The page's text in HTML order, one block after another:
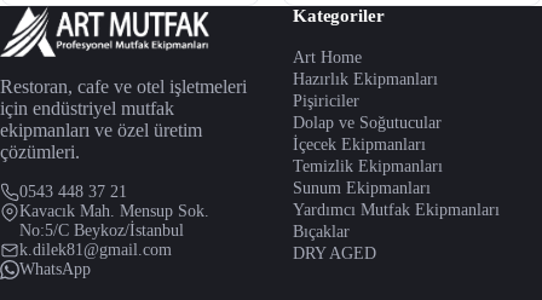
Restoran, cafe ve otel işletmeleri
için endüstriyel mutfak
ekipmanları ve özel üretim
çözümleri.
0543 448 37 21
Kavacık Mah. Mensup Sok.
No:5/C Beykoz/İstanbul
k.dilek81@gmail.com
WhatsApp
Kategoriler
Art Home
Hazırlık Ekipmanları
Pişiriciler
Dolap ve Soğutucular
İçecek Ekipmanları
Temizlik Ekipmanları
Sunum Ekipmanları
Yardımcı Mutfak Ekipmanları
Bıçaklar
DRY AGED